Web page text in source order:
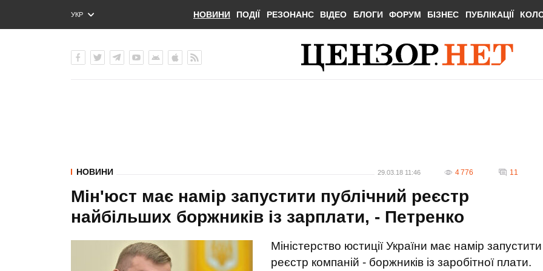
УКР
ENG
НОВИНИ ПОДІЇ РЕЗОНАНС ВІДЕО БЛОГИ ФОРУМ БІЗНЕС ПУБЛІКАЦІЇ
НОВИНИ 29.03.18 11:46 4 776 11
Мін'юст має намір запустити публічний реєстр
найбільших боржників із зарплати, - Петренко
Міністерство юстиції України має намір запустити
реєстр компаній - боржників із заробітної плати.